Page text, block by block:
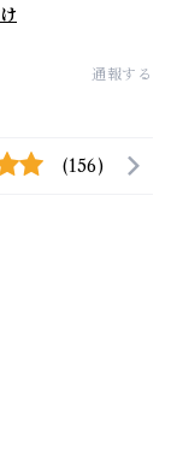
通報する
(156)